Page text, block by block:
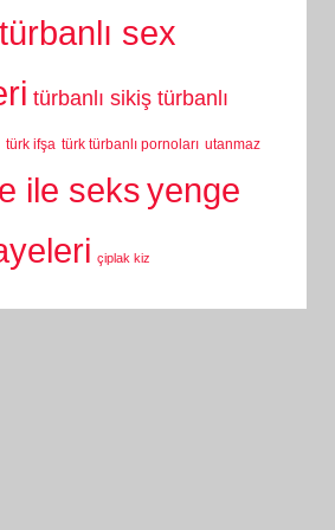
türbanlı sex
türbanlı sikiş türbanlı
türk ifşa türk türbanlı pornoları utanmaz
ile seksyenge
çiplak kiz